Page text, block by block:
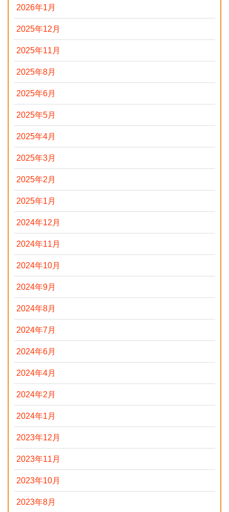
2026年1月
2025年12月
2025年11月
2025年8月
2025年6月
2025年5月
2025年4月
2025年3月
2025年2月
2025年1月
2024年12月
2024年11月
2024年10月
2024年9月
2024年8月
2024年7月
2024年6月
2024年4月
2024年2月
2024年1月
2023年12月
2023年11月
2023年10月
2023年8月